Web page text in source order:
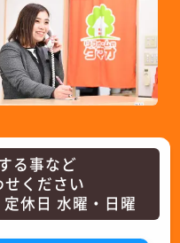
る事など
せください
休日 水曜・日曜